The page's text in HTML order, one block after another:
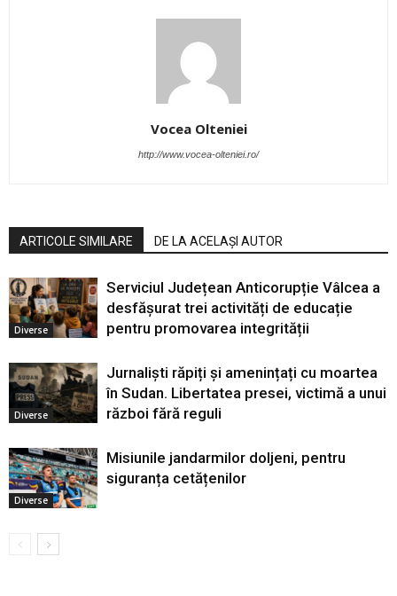
Vocea Olteniei
http://www.vocea-olteniei.ro/
ARTICOLE SIMILARE DE LA ACELAȘI AUTOR
Diverse
Serviciul Județean Anticorupție Vâlcea a
desfășurat trei activități de educație
pentru promovarea integrității
Diverse
Jurnaliști răpiți și amenințați cu moartea
în Sudan. Libertatea presei, victimă a unui
război fără reguli
Diverse
Misiunile jandarmilor doljeni, pentru
siguranța cetățenilor